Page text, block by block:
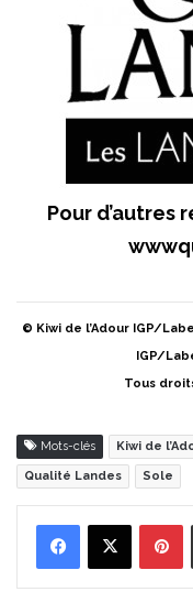
Pour d’autres
© Kiwi de l’Adour IGP/
IGP/
Tous
Mots-clés Kiwi de
Qualité Landes Sole